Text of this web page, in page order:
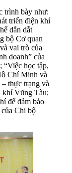
trình bày như:
triển điện khí
dẫn dắt
bộ Cơ quan
vai trò của
doanh” của
“Việc học tập,
Chí Minh và
thực trạng và
khí Vũng Tàu;
để đảm bảo
Chi bộ